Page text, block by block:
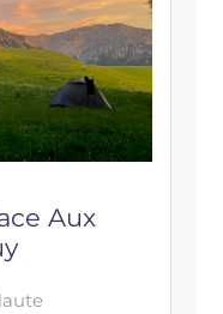
Aux